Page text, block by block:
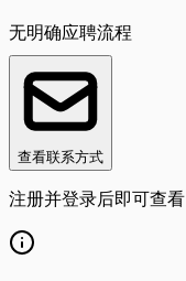
无明确应聘流程
查看联系方式
注册并登录后即可查看